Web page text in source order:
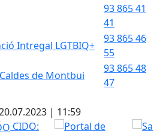
93 865 41
41
Intregal LGTBIQ+
93 865 46
55
de Montbui
93 865 48
47
| 11:59
CIDO: